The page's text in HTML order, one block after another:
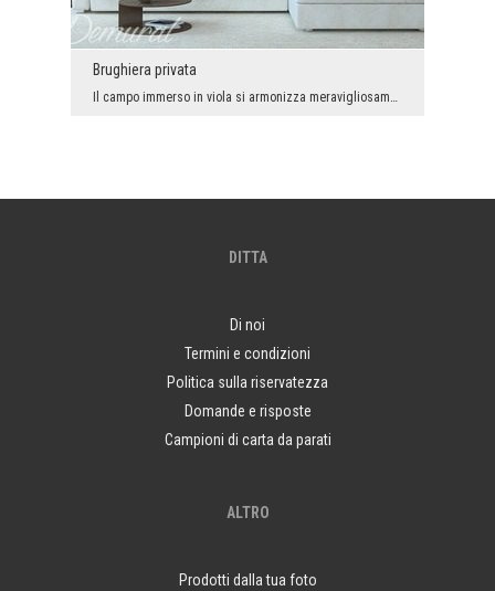
Brughiera privata
Il campo immerso in viola si armonizza meravigliosamente con il design parsimonioso del salotto m...
DITTA
Di noi
Termini e condizioni
Politica sulla riservatezza
Domande e risposte
Campioni di carta da parati
ALTRO
Prodotti dalla tua foto